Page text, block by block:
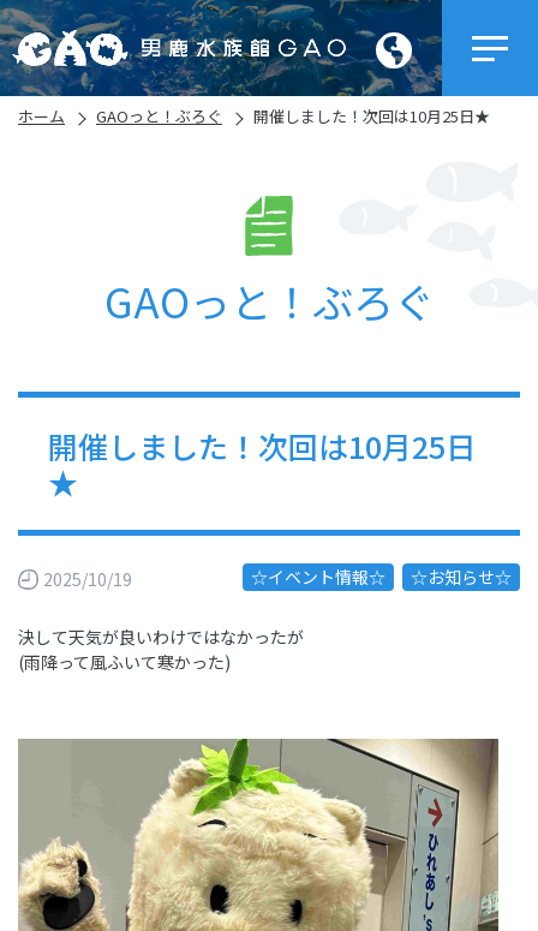
ホーム GAOっと！ぶろぐ 開催しました！次回は10月25日★
GAOっと！ぶろぐ
開催しました！次回は10月25日
★
2025/10/19 ☆イベント情報☆ ☆お知らせ☆
決して天気が良いわけではなかったが
(雨降って風ふいて寒かった)